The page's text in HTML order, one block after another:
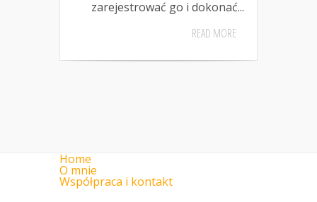
zarejestrować go i dokonać...
READ MORE
Home
O mnie
Współpraca i kontakt